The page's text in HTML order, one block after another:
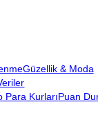
Güzellik & Moda
Para KurlarıPuan